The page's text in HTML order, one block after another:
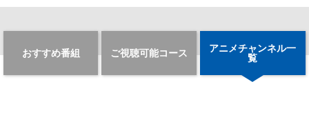
おすすめ番組 ご視聴可能コース
アニメチャンネル一
覧